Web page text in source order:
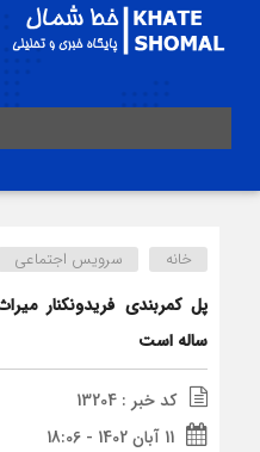
خانه سرویس اجتماعی
ساله است
کد خبر : 13204
11 آبان 1402 - 18:06